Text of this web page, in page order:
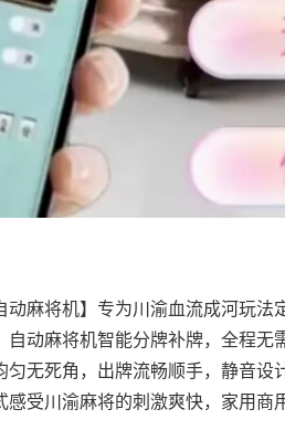
动麻将机】专为川渝血流成河玩
自动麻将机智能分牌补牌，全程无
无死角，出牌流畅顺手，静音设
受川渝麻将的刺激爽快，家用商